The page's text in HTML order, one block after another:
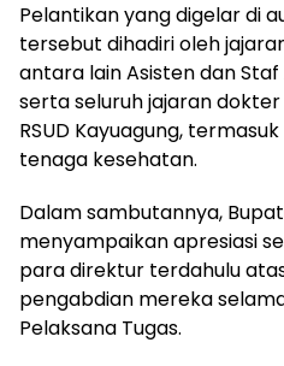
Pelantikan yang digelar di
tersebut dihadiri oleh
antara lain Asisten dan Staf
serta seluruh jajaran
RSUD Kayuagung,
tenaga kesehatan.
Dalam sambutannya,
menyampaikan apresiasi
para direktur terdahulu
pengabdian mereka
Pelaksana Tugas.